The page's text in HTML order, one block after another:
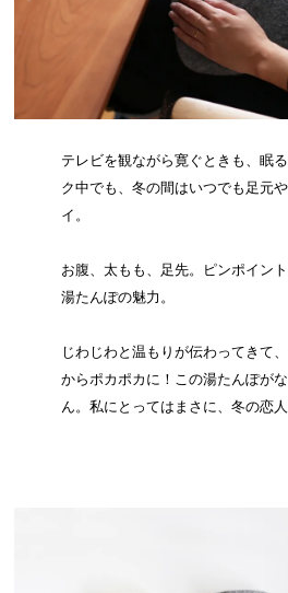
テレビを観ながら寛ぐときも、眠
ク中でも、冬の間はいつでも足元
イ。
お腹、太もも、足先。ピンポイン
湯たんぽの魅力。
じわじわと温もりが伝わってきて
からポカポカに！この湯たんぽが
ん。私にとってはまさに、冬の恋人